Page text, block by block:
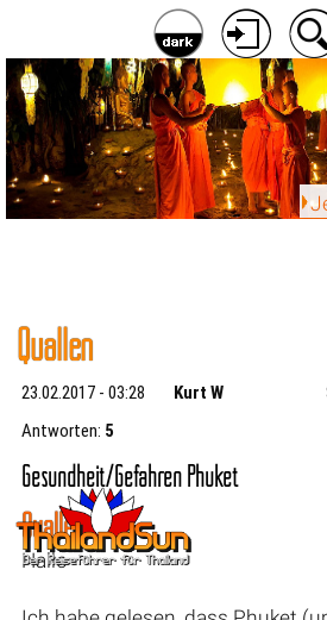
Quallen
23.02.2017 - 03:28 Kurt W
Antworten: 5
Gesundheit/Gefahren Phuket
Quallen
Hallo